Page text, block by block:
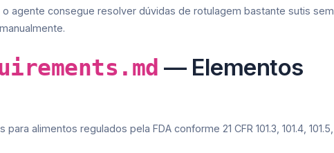
agente consegue resolver dúvidas de rotulagem bastante sutis sem
— Elementos
alimentos regulados pela FDA conforme 21 CFR 101.3, 101.4, 101.5,